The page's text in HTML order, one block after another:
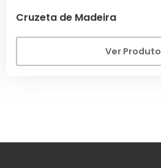
Cruzeta de Madeira
Ver Produto